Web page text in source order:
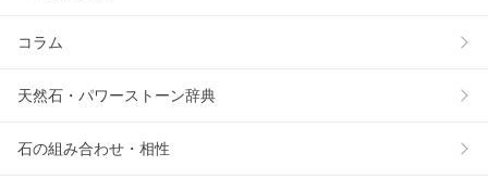
コラム
天然石・パワーストーン辞典
石の組み合わせ・相性